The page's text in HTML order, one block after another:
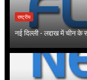
राष्ट्रीय
नई दिल्ली - लद्दाख में चीन के